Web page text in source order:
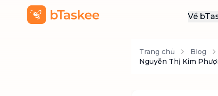
Về
Trang chủ Blog
Nguyễn Thị Kim